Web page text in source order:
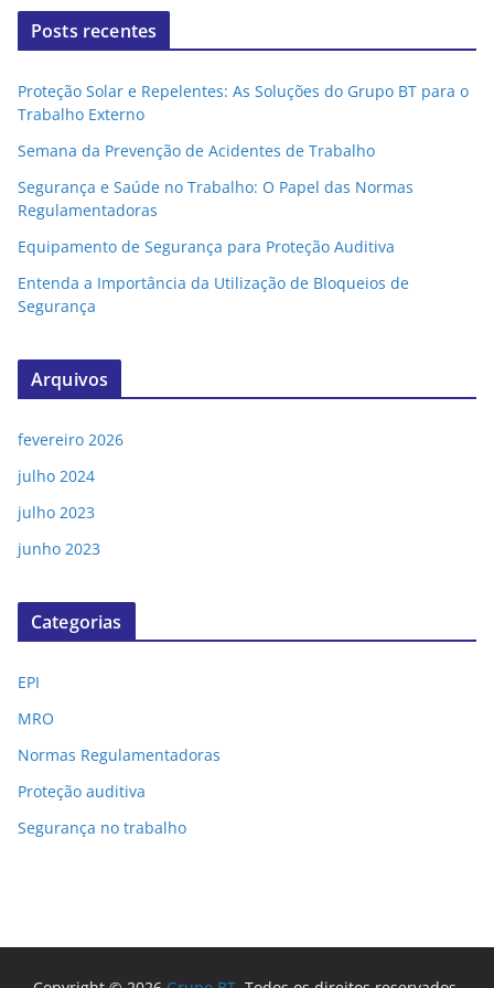
Posts recentes
Proteção Solar e Repelentes: As Soluções do Grupo BT para o
Trabalho Externo
Semana da Prevenção de Acidentes de Trabalho
Segurança e Saúde no Trabalho: O Papel das Normas
Regulamentadoras
Equipamento de Segurança para Proteção Auditiva
Entenda a Importância da Utilização de Bloqueios de
Segurança
Arquivos
fevereiro 2026
julho 2024
julho 2023
junho 2023
Categorias
EPI
MRO
Normas Regulamentadoras
Proteção auditiva
Segurança no trabalho